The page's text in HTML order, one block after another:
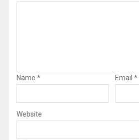
Name * Email *
Website